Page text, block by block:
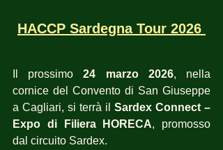
HACCP Sardegna Tour 2026
Il prossimo 24 marzo 2026, nella
cornice del Convento di San Giuseppe
a Cagliari, si terrà il Sardex Connect –
Expo di Filiera HORECA, promosso
dal circuito Sardex.